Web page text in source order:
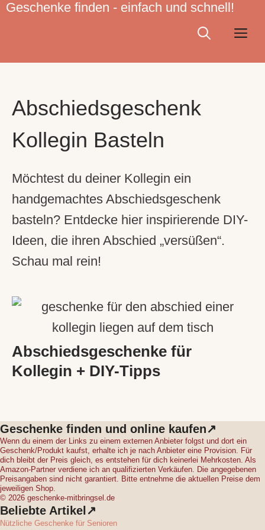
Zum
Geschenke finden - einfach und schnell!
Abschiedsgeschenk
Kollegin Basteln
Möchtest du deiner Kollegin ein
handgemachtes Abschiedsgeschenk
basteln? Entdecke hier inspirierende DIY-
Ideen, die ihren Abschied „versüßen“.
Schau mal rein!
Abschiedsgeschenke für
Kollegin + DIY-Tipps
Geschenke finden und online kaufen↗
Wenn du einem der Links zu einem externen Anbieter folgst und dort ein
Geschenk/Produkt kaufst, erhalte ich je nach Anbieter eine Provision. Für
dich bleibt der Preis gleich, es entstehen für dich keinerlei Mehrkosten. Als
Amazon-Partner verdiene ich an qualifizierten Verkäufen. Die angegebenen
Preisangaben sind nicht garantiert. Bitte entnehme die aktuellen Preise dem
jeweiligen Shop.
© 2026 geschenke-mitbringsel.de
Beliebte Artikel↗
Nützliche Geschenke für Senioren